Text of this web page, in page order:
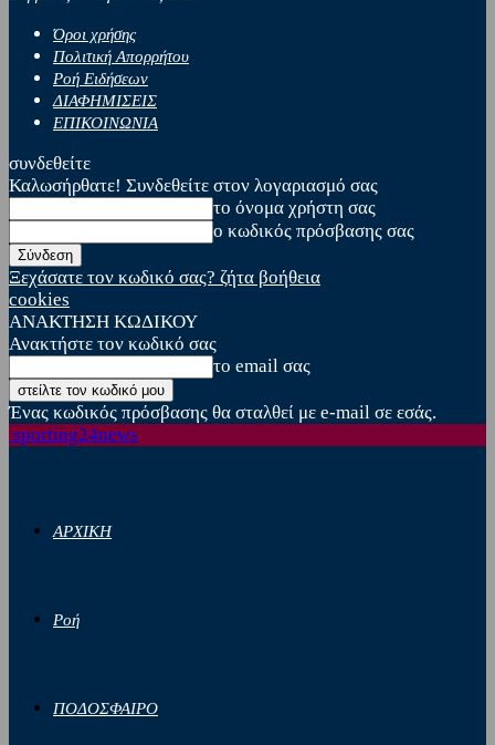
Όροι χρήσης
Πολιτική Απορρήτου
Ροή Ειδήσεων
ΔΙΑΦΗΜΙΣΕΙΣ
ΕΠΙΚΟΙΝΩΝΙΑ
συνδεθείτε
Καλωσήρθατε! Συνδεθείτε στον λογαριασμό σας
το όνομα χρήστη σας
ο κωδικός πρόσβασης σας
Ξεχάσατε τον κωδικό σας? ζήτα βοήθεια
cookies
ΑΝΑΚΤΗΣΗ ΚΩΔΙΚΟΥ
Ανακτήστε τον κωδικό σας
το email σας
Ένας κωδικός πρόσβασης θα σταλθεί με e-mail σε εσάς.
sporting24news
ΑΡΧΙΚΗ
Ροή
ΠΟΔΟΣΦΑΙΡΟ